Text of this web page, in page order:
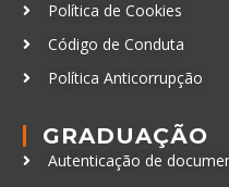
Política de Cookies
Código de Conduta
Política Anticorrupção
GRADUAÇÃO
Autenticação de